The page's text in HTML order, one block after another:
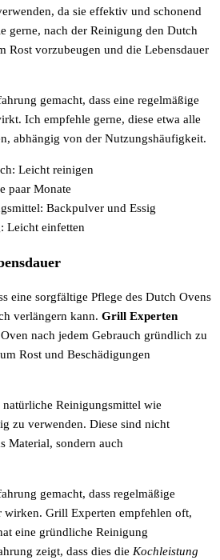
da sie effektiv und schonend
gerne, nach der Reinigung den Dutch
Rost vorzubeugen und die Lebensdauer
gemacht, dass eine regelmäßige
Ich empfehle gerne, diese etwa alle
abhängig von der Nutzungshäufigkeit.
Leicht reinigen
paar Monate
Backpulver und Essig
Leicht einfetten
eine sorgfältige Pflege des Dutch Ovens
verlängern kann. Grill Experten
nach jedem Gebrauch gründlich zu
Rost und Beschädigungen
Reinigungsmittel wie
zu verwenden. Diese sind nicht
Material, sondern auch
gemacht, dass regelmäßige
wirken. Grill Experten empfehlen oft,
eine gründliche Reinigung
zeigt, dass dies die Kochleistung